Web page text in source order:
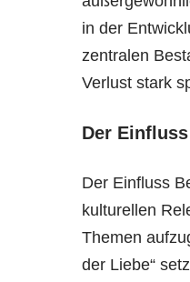
in der
zentralen
Verlust stark
Der
Der Einfluss
kulturellen
Themen
der Liebe“